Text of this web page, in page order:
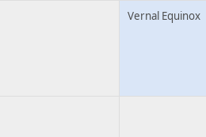
Vernal Equinox